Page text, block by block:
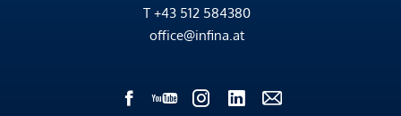
T +43 512 584380
office@infina.at